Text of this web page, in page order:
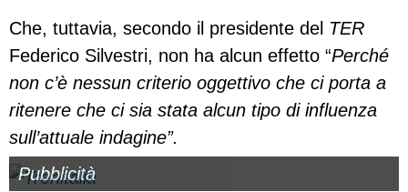
Che, tuttavia, secondo il presidente del TER
Federico Silvestri, non ha alcun effetto “Perché
non c’è nessun criterio oggettivo che ci porta a
ritenere che ci sia stata alcun tipo di influenza
sull’attuale indagine”.
Pubblicità